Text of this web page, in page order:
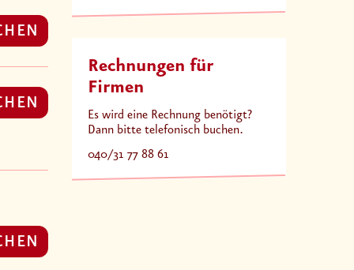
Rechnungen für
Firmen
Es wird eine Rechnung benötigt?
Dann bitte telefonisch buchen.
040/31 77 88 61